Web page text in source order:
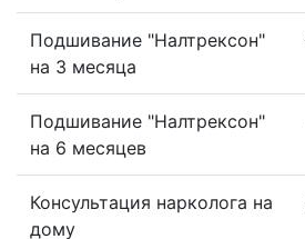
Подшивание "Налтрексон"
на 3 месяца
Подшивание "Налтрексон"
на 6 месяцев
Консультация нарколога на
дому